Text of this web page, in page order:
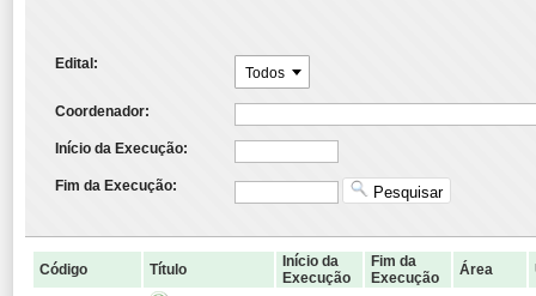
Edital:
Todos
Coordenador:
Início da Execução:
Fim da Execução: Pesquisar
Código Título
Início da
Execução
Fim da
Execução
Área